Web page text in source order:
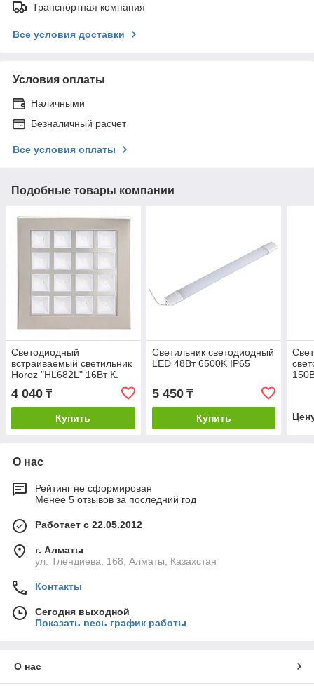
Транспортная компания
Все условия доставки
Условия оплаты
Наличными
Безналичный расчет
Все условия оплаты
Подобные товары компании
Светодиодный
встраиваемый светильник
Horoz "HL682L" 16Вт К.
Матовый хром
4 040 ₸
Купить
Светильник светодиодный
LED 48Вт 6500K IP65
5 450₸
Купить
О нас
Рейтинг не сформирован
Менее 5 отзывов за последний год
Работает с 22.05.2012
г. Алматы
ул. Тлендиева, 168, Алматы, Казахстан
Контакты
Сегодня выходной
Показать весь график работы
О нас